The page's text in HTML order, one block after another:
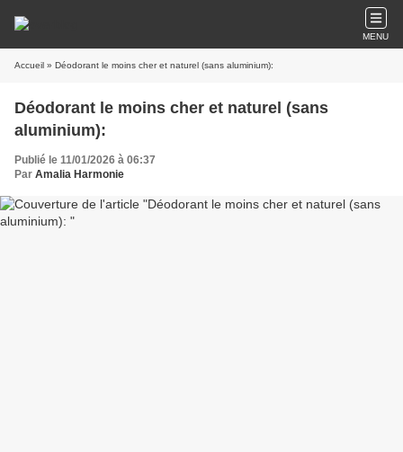
MENU
Accueil » Déodorant le moins cher et naturel (sans aluminium):
Déodorant le moins cher et naturel (sans
aluminium):
Publié le 11/01/2026 à 06:37
Par Amalia Harmonie